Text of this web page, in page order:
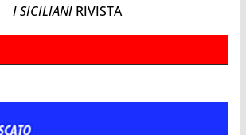
I SICILIANI RIVISTA